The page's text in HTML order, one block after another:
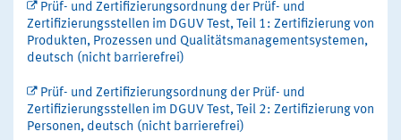
Prüf- und Zertifizierungsordnung der Prüf- und
Zertifizierungsstellen im DGUV Test, Teil 1: Zertifizierung von
Produkten, Prozessen und Qualitätsmanagementsystemen,
deutsch (nicht barrierefrei)
Prüf- und Zertifizierungsordnung der Prüf- und
Zertifizierungsstellen im DGUV Test, Teil 2: Zertifizierung von
Personen, deutsch (nicht barrierefrei)